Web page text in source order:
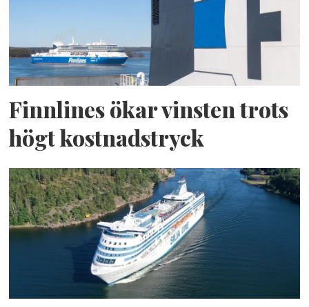
Finnlines ökar vinsten trots
högt kostnadstryck